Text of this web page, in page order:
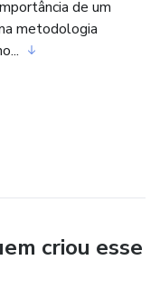
de um
metodologia
criou esse